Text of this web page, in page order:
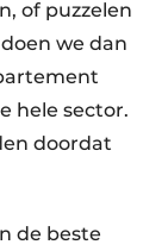
of puzzelen
we dan
hele sector.
doordat
de beste